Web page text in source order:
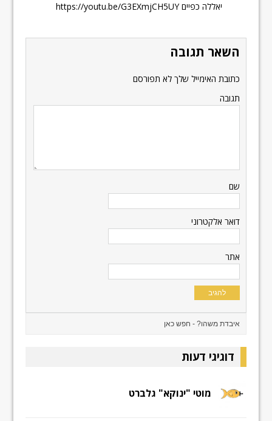
יאללה כפייםhttps://youtu.be/G3EXmjCH5UY
השאר תגובה
כתובת האימייל שלך לא תפורסם
תגובה
שם
דואר אלקטרוני
אתר
דוגיגי דעות
מוטי "ינוקא" גלברט